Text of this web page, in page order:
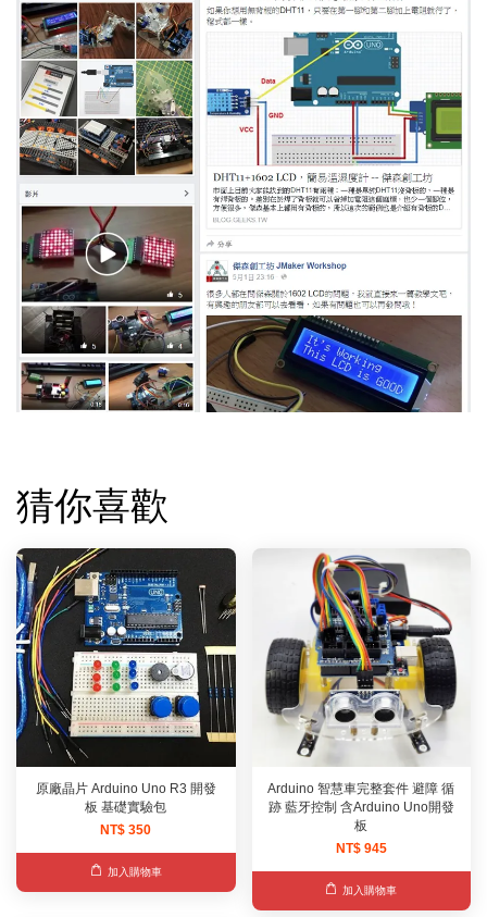
猜你喜歡
原廠晶片 Arduino Uno R3 開發
板 基礎實驗包
NT$ 350
加入購物車
Arduino 智慧車完整套件 避障 循
跡 藍牙控制 含Arduino Uno開發
板
NT$ 945
加入購物車